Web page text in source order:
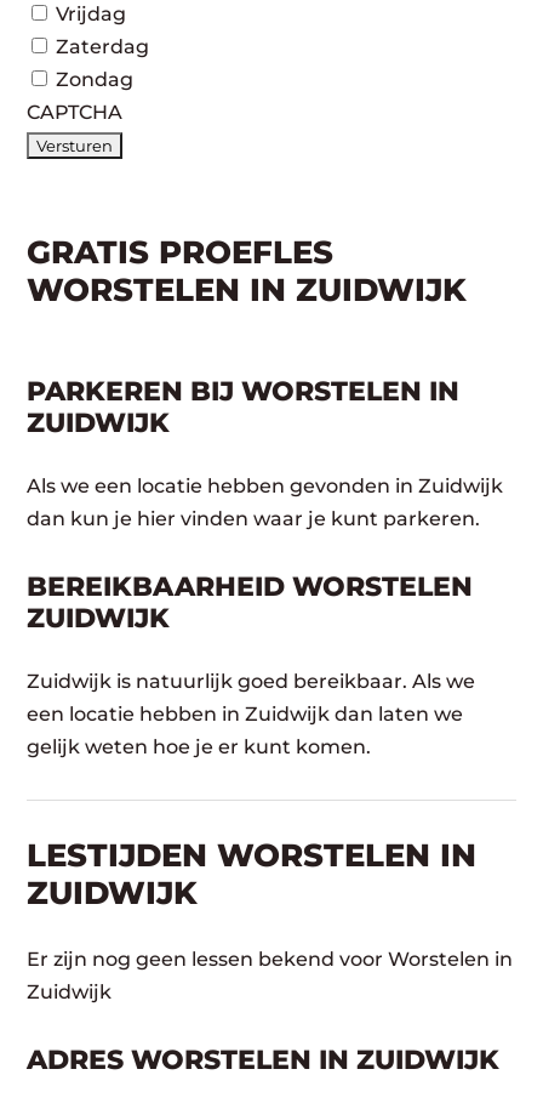
Vrijdag
Zaterdag
Zondag
CAPTCHA
GRATIS PROEFLES
WORSTELEN IN ZUIDWIJK
PARKEREN BIJ WORSTELEN IN
ZUIDWIJK
Als we een locatie hebben gevonden in Zuidwijk
dan kun je hier vinden waar je kunt parkeren.
BEREIKBAARHEID WORSTELEN
ZUIDWIJK
Zuidwijk is natuurlijk goed bereikbaar. Als we
een locatie hebben in Zuidwijk dan laten we
gelijk weten hoe je er kunt komen.
LESTIJDEN WORSTELEN IN
ZUIDWIJK
Er zijn nog geen lessen bekend voor Worstelen in
Zuidwijk
ADRES WORSTELEN IN ZUIDWIJK